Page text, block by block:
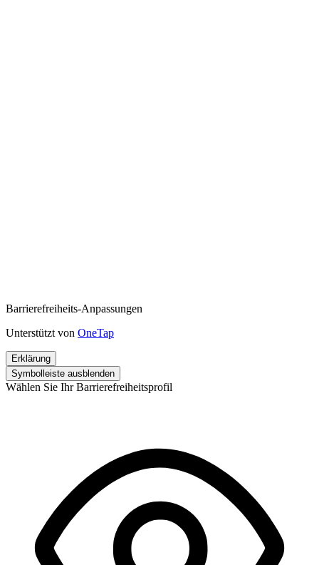
Barrierefreiheits-Anpassungen
Unterstützt von OneTap
Erklärung
Symbolleiste ausblenden
Wählen Sie Ihr Barrierefreiheitsprofil